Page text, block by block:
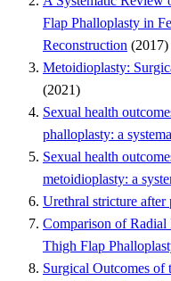
Flap Phalloplasty in
Reconstruction (2017)
Metoidioplasty:
(2021)
Sexual health
phalloplasty: a
Sexual health
metoidioplasty: a
Urethral stricture after
Comparison of Radial
Thigh Flap
Surgical Outcomes